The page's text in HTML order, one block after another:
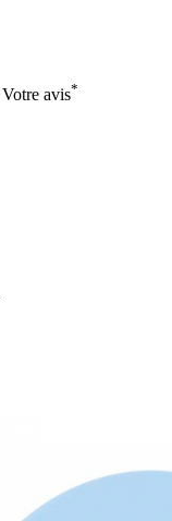
Votre avis*